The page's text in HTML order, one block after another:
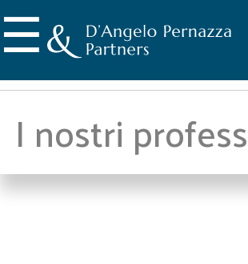
to
content
☰
I nostri